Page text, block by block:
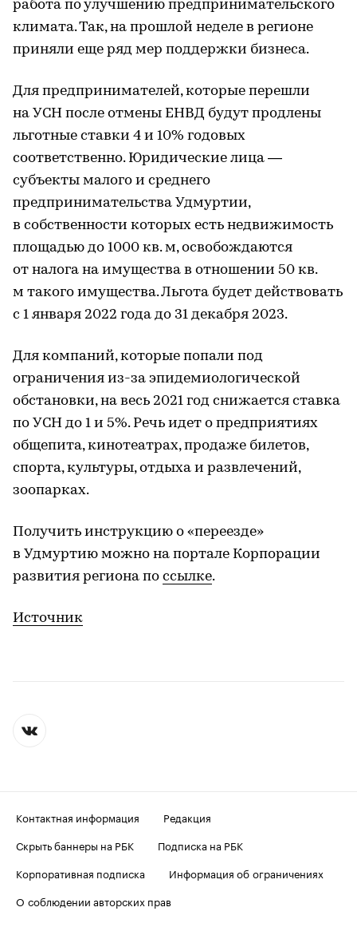
работа по улучшению предпринимательского
климата. Так, на прошлой неделе в регионе
приняли еще ряд мер поддержки бизнеса.
Для предпринимателей, которые перешли
на УСН после отмены ЕНВД будут продлены
льготные ставки 4 и 10% годовых
соответственно. Юридические лица ―
субъекты малого и среднего
предпринимательства Удмуртии,
в собственности которых есть недвижимость
площадью до 1000 кв. м, освобождаются
от налога на имущества в отношении 50 кв.
м такого имущества. Льгота будет действовать
с 1 января 2022 года до 31 декабря 2023.
Для компаний, которые попали под
ограничения из-за эпидемиологической
обстановки, на весь 2021 год снижается ставка
по УСН до 1 и 5%. Речь идет о предприятиях
общепита, кинотеатрах, продаже билетов,
спорта, культуры, отдыха и развлечений,
зоопарках.
Получить инструкцию о «переезде»
в Удмуртию можно на портале Корпорации
развития региона по ссылке.
Источник
Контактная информация
Редакция
Скрыть баннеры на РБК
Подписка на РБК
Корпоративная подписка
Информация об ограничениях
О соблюдении авторских прав